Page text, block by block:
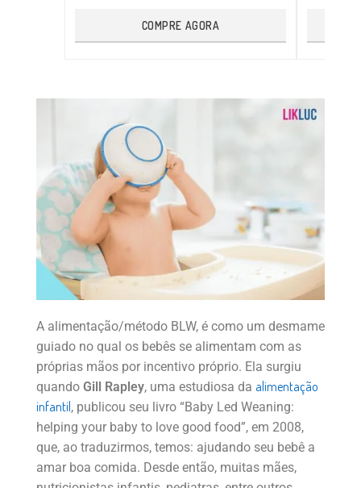
COMPRE AGORA
A alimentação/método BLW, é como um desmame
guiado no qual os bebês se alimentam com as
próprias mãos por incentivo próprio. Ela surgiu
quando Gill Rapley, uma estudiosa da alimentação
infantil, publicou seu livro “Baby Led Weaning:
helping your baby to love good food”, em 2008,
que, ao traduzirmos, temos: ajudando seu bebê a
amar boa comida. Desde então, muitas mães,